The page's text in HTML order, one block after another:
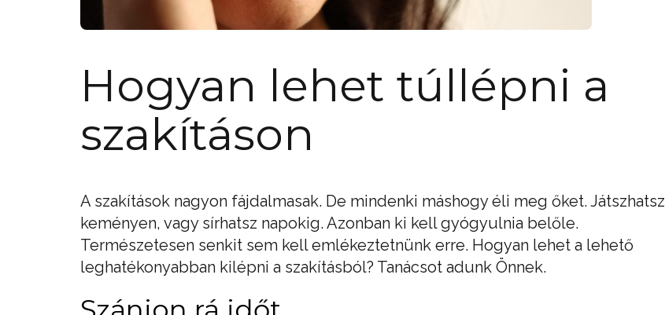
Hogyan lehet túllépni a
szakításon
A szakítások nagyon fájdalmasak. De mindenki máshogy éli meg őket. Játszhatsz
keményen, vagy sírhatsz napokig. Azonban ki kell gyógyulnia belőle.
Természetesen senkit sem kell emlékeztetnünk erre. Hogyan lehet a lehető
leghatékonyabban kilépni a szakításból? Tanácsot adunk Önnek.